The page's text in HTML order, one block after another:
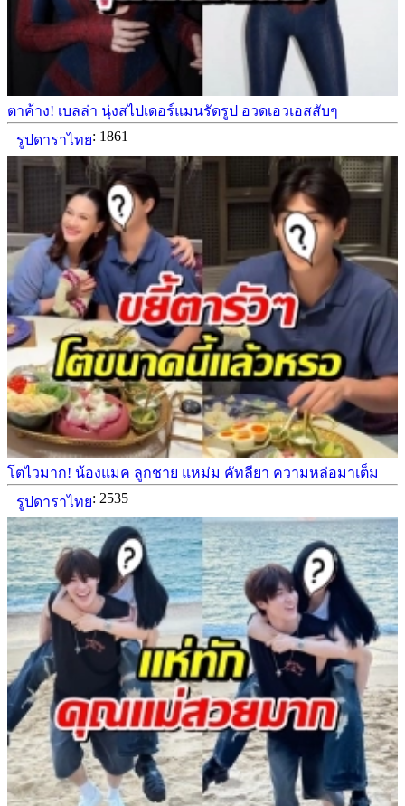
ตาค้าง! เบลล่า นุ่งสไปเดอร์แมนรัดรูป อวดเอวเอสสับๆ
รูปดาราไทย: 1861
โตไวมาก! น้องแมค ลูกชาย แหม่ม คัทลียา ความหล่อมาเต็ม
รูปดาราไทย: 2535